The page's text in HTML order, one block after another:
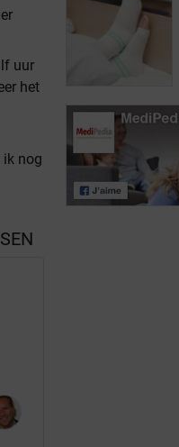
uur
het
ik nog
Beperk risico op
Voorkom en
behandel
veneuze
trombose door
steunkousen